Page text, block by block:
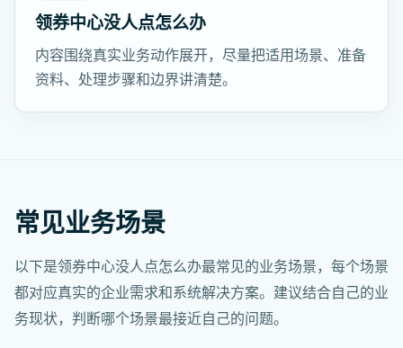
领券中心没人点怎么办
内容围绕真实业务动作展开，尽量把适用场景、准备
资料、处理步骤和边界讲清楚。
常见业务场景
以下是领券中心没人点怎么办最常见的业务场景，每个场景
都对应真实的企业需求和系统解决方案。建议结合自己的业
务现状，判断哪个场景最接近自己的问题。